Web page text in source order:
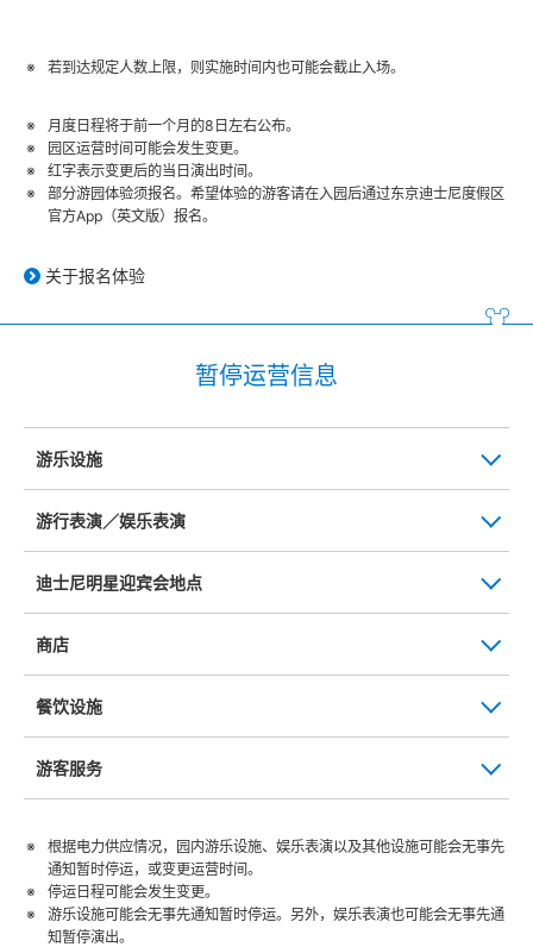
若到达规定人数上限，则实施时间内也可能会截止入场。
月度日程将于前一个月的8日左右公布。
园区运营时间可能会发生变更。
红字表示变更后的当日演出时间。
部分游园体验须报名。希望体验的游客请在入园后通过东京迪士尼度假区
官方App（英文版）报名。
关于报名体验
暂停运营信息
游乐设施
游行表演／娱乐表演
迪士尼明星迎宾会地点
商店
餐饮设施
游客服务
根据电力供应情况，园内游乐设施、娱乐表演以及其他设施可能会无事先
通知暂时停运，或变更运营时间。
停运日程可能会发生变更。
游乐设施可能会无事先通知暂时停运。另外，娱乐表演也可能会无事先通
知暂停演出。